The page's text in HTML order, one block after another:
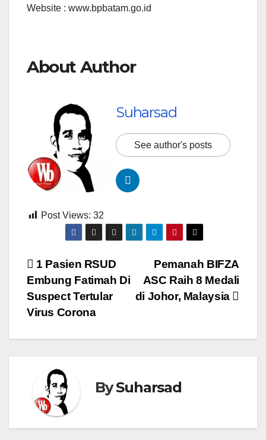
Website : www.bpbatam.go.id
About Author
Suharsad
See author's posts
Post Views: 32
Navigasi
pos
Pemanah BIFZA
ASC Raih 8 Medali
di Johor, Malaysia
1 Pasien RSUD
Embung Fatimah Di
Suspect Tertular
Virus Corona
BySuharsad